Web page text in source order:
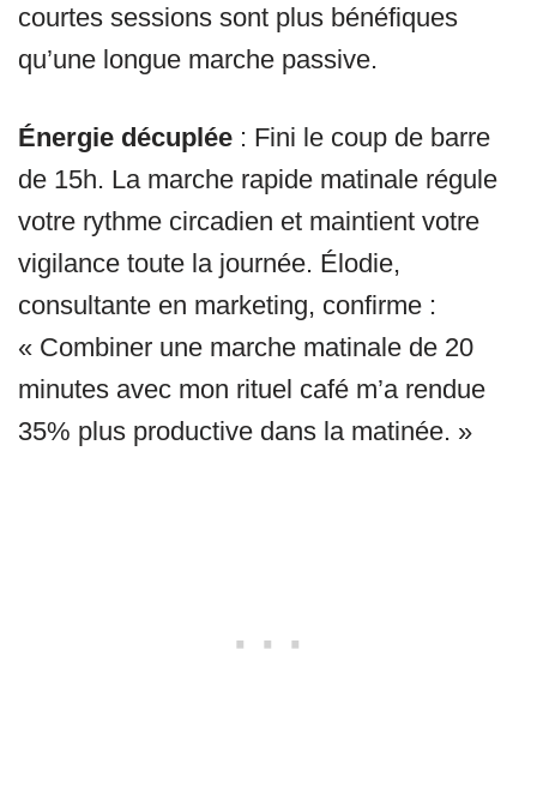
courtes sessions sont plus bénéfiques
qu’une longue marche passive.
Énergie décuplée : Fini le coup de barre
de 15h. La marche rapide matinale régule
votre rythme circadien et maintient votre
vigilance toute la journée. Élodie,
consultante en marketing, confirme :
« Combiner une marche matinale de 20
minutes avec mon rituel café m’a rendue
35% plus productive dans la matinée. »